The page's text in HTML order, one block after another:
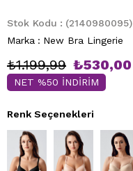
Stok Kodu
(2140980095)
Marka : New Bra Lingerie
₺1.199,99 ₺530,00
NET %50 İNDİRİM
Renk Seçenekleri